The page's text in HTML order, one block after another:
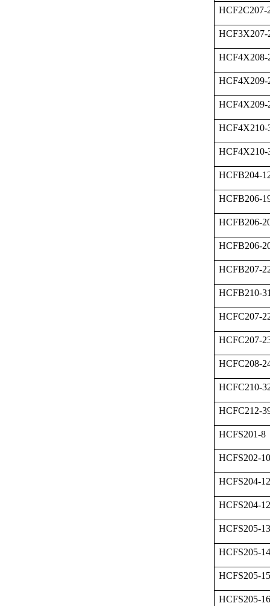
HCF2C207-
HCF4X208-
HCF4X209-
HCF4X210-
HCF4X210-
HCFB204-
HCFB206-
HCFB206-
HCFB206-
HCFB207-
HCFB210-
HCFC207-
HCFC207-
HCFC208-
HCFC210-
HCFC212-
HCFS201-8
HCFS202-10
HCFS204-12
HCFS204-
HCFS205-13
HCFS205-14
HCFS205-15
HCFS205-16